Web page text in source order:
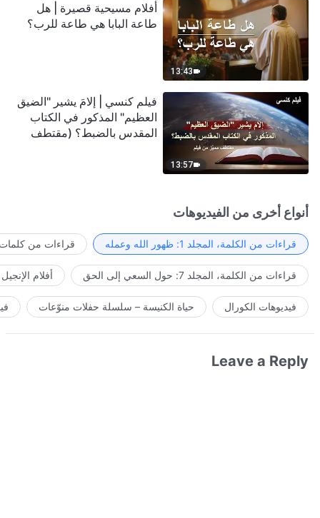
13:43
أفلام مسيحية قصيرة | هل
طاعة البابا هي طاعة للرب؟
13:57
فيلم كنسي | إلامَ يشير "الضيق
العظيم" المذكور في الكتاب
المقدس بالضبط؟ (مقتطف
أنواع أخرى من الفيديوهات
قراءات من الكلمة، المجلد 1: ظهور الله وعمله قراءات من كلمات
قراءات من الكلمة، المجلد 7: حول السعي إلى الحق أفلام الإنجيل
فيديوهات الكورال حياة الكنيسة – سلسلة حفلات منوّعات
Leave a Reply